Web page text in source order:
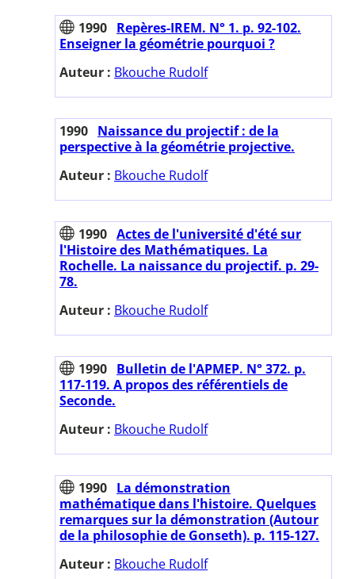
1990 Repères-IREM. N° 1. p. 92-102.
Enseigner la géométrie pourquoi ?
Auteur : Bkouche Rudolf
1990 Naissance du projectif : de la
perspective à la géométrie projective.
Auteur : Bkouche Rudolf
1990 Actes de l'université d'été sur
l'Histoire des Mathématiques. La
Rochelle. La naissance du projectif. p. 29-
78.
Auteur : Bkouche Rudolf
1990 Bulletin de l'APMEP. N° 372. p.
117-119. A propos des référentiels de
Seconde.
Auteur : Bkouche Rudolf
1990 La démonstration
mathématique dans l'histoire. Quelques
remarques sur la démonstration (Autour
de la philosophie de Gonseth). p. 115-127.
Auteur : Bkouche Rudolf